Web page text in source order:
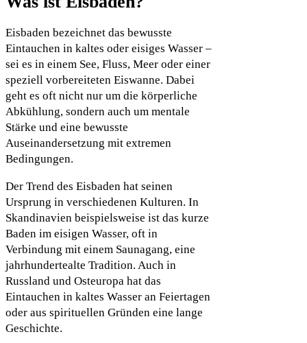
Eisbaden bezeichnet das bewusste
Eintauchen in kaltes oder eisiges Wasser –
sei es in einem See, Fluss, Meer oder einer
speziell vorbereiteten Eiswanne. Dabei
geht es oft nicht nur um die körperliche
Abkühlung, sondern auch um mentale
Stärke und eine bewusste
Auseinandersetzung mit extremen
Bedingungen.
Der Trend des Eisbaden hat seinen
Ursprung in verschiedenen Kulturen. In
Skandinavien beispielsweise ist das kurze
Baden im eisigen Wasser, oft in
Verbindung mit einem Saunagang, eine
jahrhundertealte Tradition. Auch in
Russland und Osteuropa hat das
Eintauchen in kaltes Wasser an Feiertagen
oder aus spirituellen Gründen eine lange
Geschichte.